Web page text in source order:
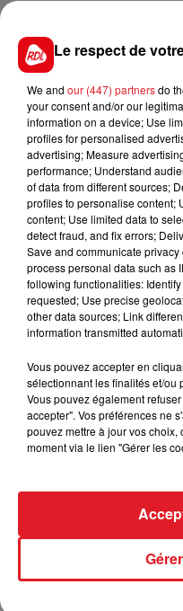
a estimé que le prévenu
société »
petit moment ». Ce
trentenaire est parti en
FIL D'ACTUS
15 juillet 2026
BÉTHUNE:
VOLONTAIRE EN
Selon les premiers
Le respect de
We and our (447) partnersdo
your consent and/or our
information on a device; Use
profiles for personalised
advertising; Measure
performance; Understand
of data from different sources;
profiles to personalise content;
content; Use limited data to
detect fraud, and fix errors;
Save and communicate
process personal data such as
following functionalities:
requested; Use precise
other data sources; Link
information transmitted
Vous pouvez accepter en
sélectionnant les finalités et/ou
Vous pouvez également
accepter". Vos préférences ne
pouvez mettre à jour vos
moment via le lien "Gérer les